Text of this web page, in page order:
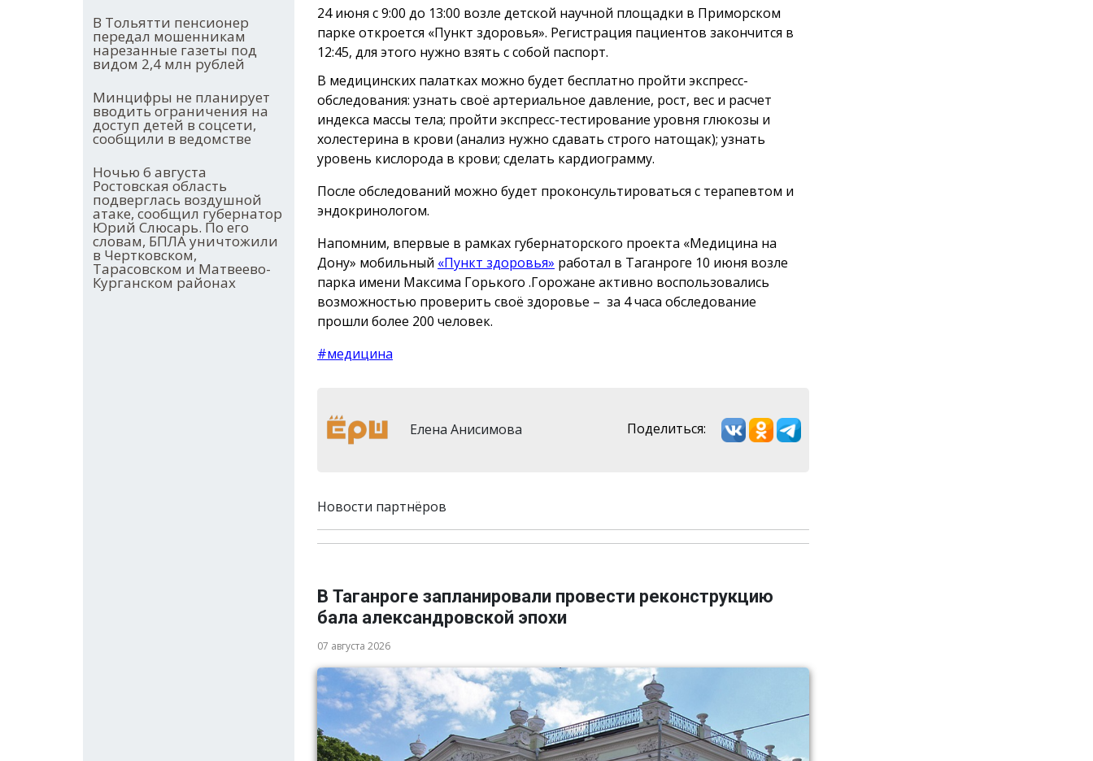
В Тольятти пенсионер
передал мошенникам
нарезанные газеты под
видом 2,4 млн рублей
Минцифры не планирует
вводить ограничения на
доступ детей в соцсети,
сообщили в ведомстве
Ночью 6 августа
Ростовская область
подверглась воздушной
атаке, сообщил губернатор
Юрий Слюсарь. По его
словам, БПЛА уничтожили
в Чертковском,
Тарасовском и Матвеево-
Курганском районах
24 июня с 9:00 до 13:00 возле детской научной площадки в Приморском
парке откроется «Пункт здоровья». Регистрация пациентов закончится в
12:45, для этого нужно взять с собой паспорт.
В медицинских палатках можно будет бесплатно пройти экспресс-
обследования: узнать своё артериальное давление, рост, вес и расчет
индекса массы тела; пройти экспресс-тестирование уровня глюкозы и
холестерина в крови (анализ нужно сдавать строго натощак); узнать
уровень кислорода в крови; сделать кардиограмму.
После обследований можно будет проконсультироваться с терапевтом и
эндокринологом.
Напомним, впервые в рамках губернаторского проекта «Медицина на
Дону» мобильный «Пункт здоровья» работал в Таганроге 10 июня возле
парка имени Максима Горького .Горожане активно воспользовались
возможностью проверить своё здоровье – за 4 часа обследование
прошли более 200 человек.
#медицина
Елена Анисимова Поделиться:
Новости партнёров
В Таганроге запланировали провести реконструкцию
бала александровской эпохи
07 августа 2026